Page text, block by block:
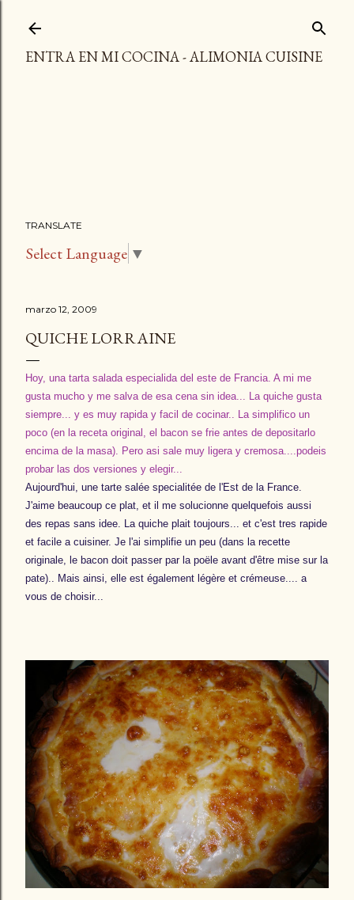
ENTRA EN MI COCINA - ALIMONIA CUISINE
TRANSLATE
Select Language ▼
marzo 12, 2009
QUICHE LORRAINE
Hoy, una tarta salada especialida del este de Francia. A mi me
gusta mucho y me salva de esa cena sin idea... La quiche gusta
siempre... y es muy rapida y facil de cocinar.. La simplifico un
poco (en la receta original, el bacon se frie antes de depositarlo
encima de la masa). Pero asi sale muy ligera y cremosa....podeis
probar las dos versiones y elegir...
Aujourd'hui, une tarte salée specialitée de l'Est de la France.
J'aime beaucoup ce plat, et il me solucionne quelquefois aussi
des repas sans idee. La quiche plait toujours... et c'est tres rapide
et facile a cuisiner. Je l'ai simplifie un peu (dans la recette
originale, le bacon doit passer par la poële avant d'être mise sur la
pate).. Mais ainsi, elle est également légère et crémeuse.... a
vous de choisir...